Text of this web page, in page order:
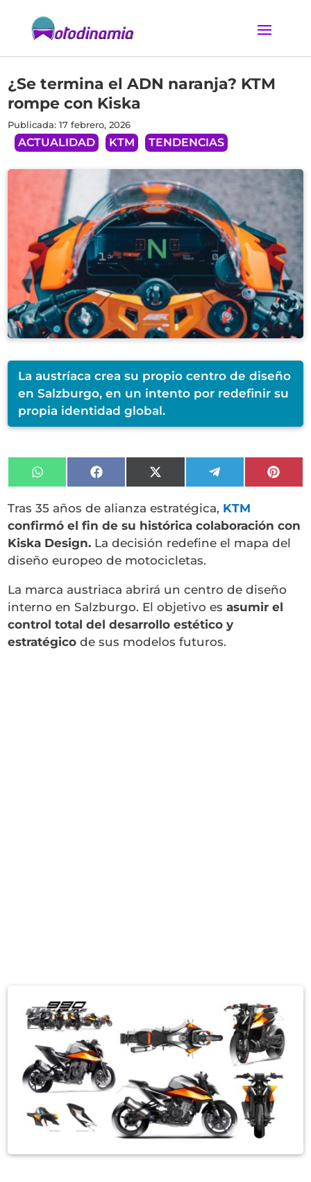
¿Se termina el ADN naranja? KTM
rompe con Kiska
Publicada: 17 febrero, 2026
ACTUALIDAD KTM TENDENCIAS
La austríaca crea su propio centro de diseño
en Salzburgo, en un intento por redefinir su
propia identidad global.
Compartir
en
WhatsApp
Compartir
en
Facebook
Compartir
en
(Twitter)
Compartir
en
en
Tras 35 años de alianza estratégica, KTM
confirmó el fin de su histórica colaboración con
Kiska Design. La decisión redefine el mapa del
diseño europeo de motocicletas.
La marca austriaca abrirá un centro de diseño
interno en Salzburgo. El objetivo esasumir el
control total del desarrollo estético y
estratégico de sus modelos futuros.